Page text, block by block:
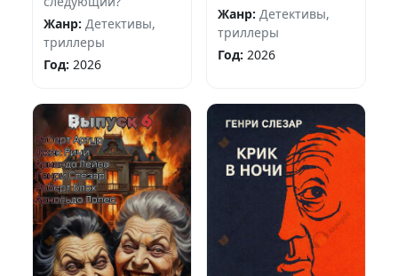
Жанр: Детективы,
триллеры
Год: 2026
Жанр: Детективы,
триллеры
Год: 2026